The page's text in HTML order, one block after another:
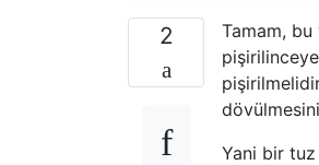
2
Tamam,
Yani bir